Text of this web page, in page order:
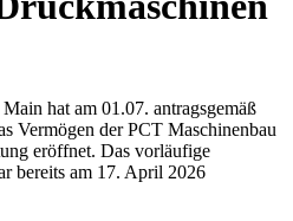
hat am 01.07. antragsgemäß
Vermögen der PCT Maschinenbau
eröffnet. Das vorläufige
bereits am 17. April 2026